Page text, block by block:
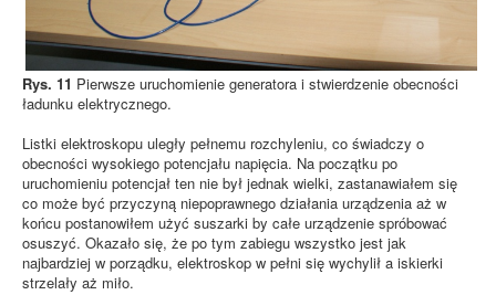
Rys. 11 Pierwsze uruchomienie generatora i stwierdzenie obecności
ładunku elektrycznego.
Listki elektroskopu uległy pełnemu rozchyleniu, co świadczy o
obecności wysokiego potencjału napięcia. Na początku po
uruchomieniu potencjał ten nie był jednak wielki, zastanawiałem się
co może być przyczyną niepoprawnego działania urządzenia aż w
końcu postanowiłem użyć suszarki by całe urządzenie spróbować
osuszyć. Okazało się, że po tym zabiegu wszystko jest jak
najbardziej w porządku, elektroskop w pełni się wychylił a iskierki
strzelały aż miło.